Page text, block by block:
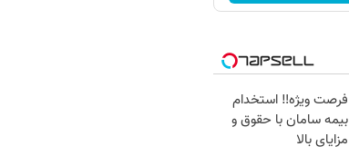
فرصت ویژه‼️ استخدام
بیمه سامان با حقوق و
مزایای بالا